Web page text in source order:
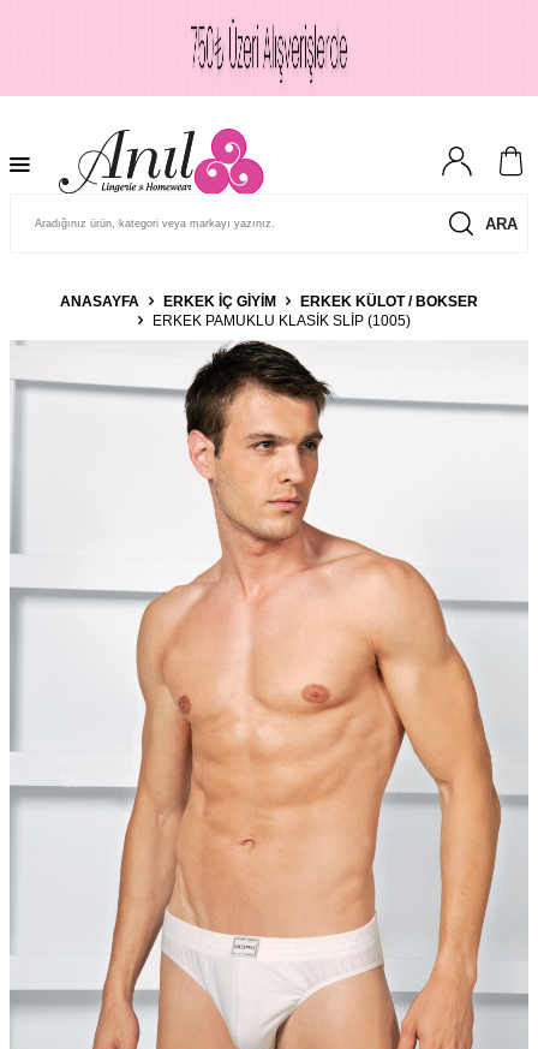
ARA
ANASAYFA ERKEK İÇ GIYIM
ERKEK KÜLOT / BOKSER
ERKEK PAMUKLU KLASIK SLIP (1005)